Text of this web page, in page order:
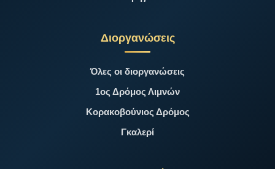
Διοργανώσεις
Όλες οι διοργανώσεις
1ος Δρόμος Λιμνών
Κορακοβούνιος Δρόμος
Γκαλερί